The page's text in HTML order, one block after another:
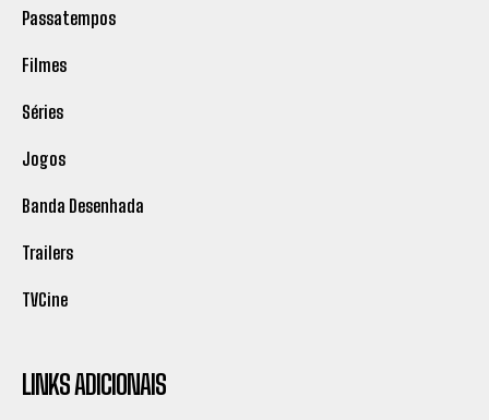
Passatempos
Filmes
Séries
Jogos
Banda Desenhada
Trailers
TVCine
LINKS ADICIONAIS